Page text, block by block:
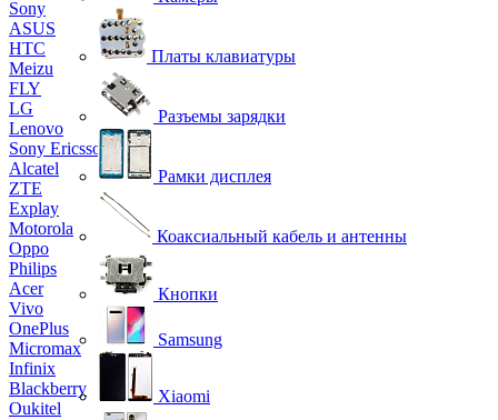
Sony
ASUS
HTC
Meizu
FLY
LG
Lenovo
Sony Ericsson
Alcatel
ZTE
Explay
Motorola
Oppo
Philips
Acer
Vivo
OnePlus
Micromax
Infinix
Blackberry
Oukitel
Платы клавиатуры
Разъемы зарядки
Рамки дисплея
Коаксиальный кабель и антенны
Кнопки
Samsung
Xiaomi